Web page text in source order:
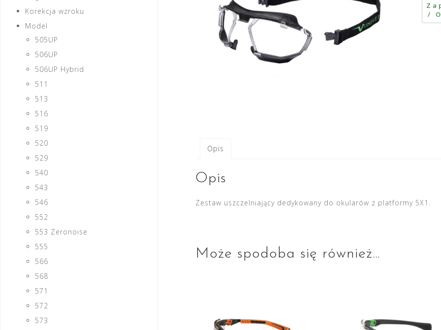
Opis
Opis
Zestaw uszczelniający dedykowany do okularów z platformy 5X1.
Może spodoba się również…
Korekcja wzroku
Model
505UP
506UP
506UP Hybrid
511
513
516
519
520
529
540
543
546
552
553 Zeronoise
555
566
568
571
572
573